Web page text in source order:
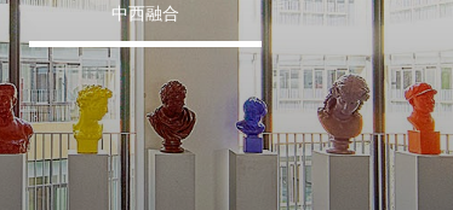
中西融合